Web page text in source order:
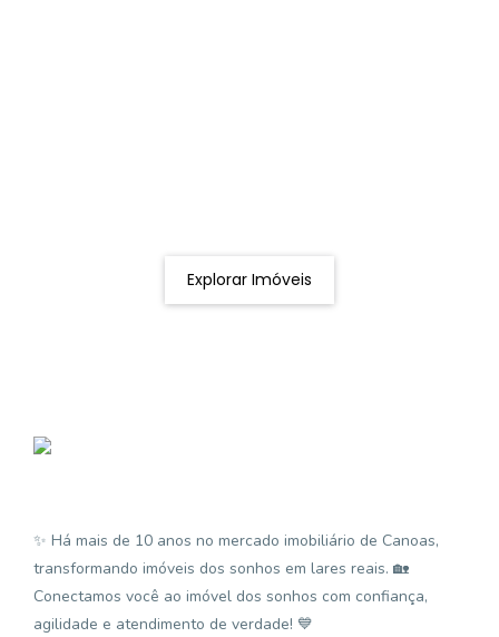
Explorar Imóveis
✨ Há mais de 10 anos no mercado imobiliário de Canoas,
transformando imóveis dos sonhos em lares reais. 🏡
Conectamos você ao imóvel dos sonhos com confiança,
agilidade e atendimento de verdade! 💙